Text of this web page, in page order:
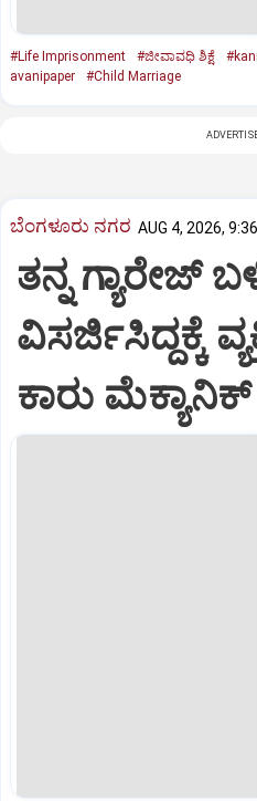
#Life Imprisonment #ಜೀವಾವಧಿ ಶಿಕ್ಷೆ
avanipaper
#Child Marriage
ಬೆಂಗಳೂರು ನಗರ AUG 4, 2026,
ತನ್ನ ಗ್ಯಾರೇಜ್
ವಿಸರ್ಜಿಸಿದ್ದಕ್ಕೆ
ಕಾರು